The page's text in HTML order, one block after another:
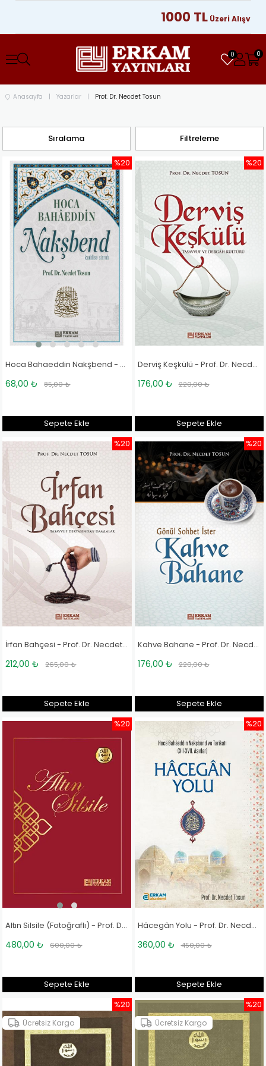
1000 TLÜzeri
0 0
Anasayfa Yazarlar Prof. Dr. Necdet Tosun
Filtreleme
Sıralama
Hoca Bahaeddin Nakşbend - Prof. Dr. Necdet Tosun
68,00 ₺ 85,00 ₺
Sepete Ekle
%20
Derviş Keşkülü - Prof. Dr. Necdet Tosun
176,00 ₺ 220,00 ₺
Sepete Ekle
%20
İrfan Bahçesi - Prof. Dr. Necdet Tosun
212,00 ₺ 265,00 ₺
Sepete Ekle
%20
Kahve Bahane - Prof. Dr. Necdet Tosun
176,00 ₺ 220,00 ₺
Sepete Ekle
%20
Altın Silsile (Fotoğraflı) - Prof. Dr. Necdet Tosun
480,00 ₺ 600,00 ₺
Sepete Ekle
%20
Hâcegân Yolu - Prof. Dr. Necdet Tosun
360,00 ₺ 450,00 ₺
Sepete Ekle
%20
%20
Ücretsiz Kargo
%20
Ücretsiz Kargo